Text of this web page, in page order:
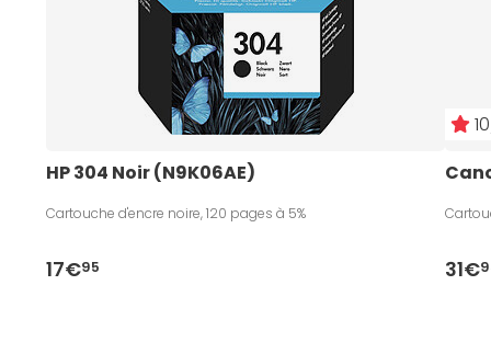
HP 304 Noir (N9K06AE)
Cartouche d'encre noire, 120 pages à 5%
17€95 31€